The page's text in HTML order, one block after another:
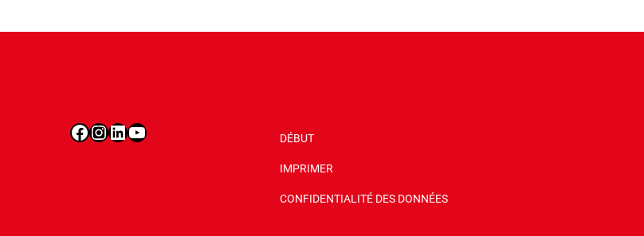
Facebook
Instagram
LinkedIn
YouTube
DÉBUT
IMPRIMER
CONFIDENTIALITÉ DES DONNÉES